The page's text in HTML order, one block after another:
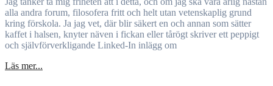
alla andra forum, filosofera fritt och helt utan vetenskaplig grund
kring förskola. Ja jag vet, där blir säkert en och annan som sätter
kaffet i halsen, knyter näven i fickan eller tårögt skriver ett peppigt
och självförverkligande Linked-In inlägg om
Läs mer...